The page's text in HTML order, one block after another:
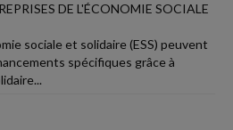
DE L'ÉCONOMIE SOCIALE
sociale et solidaire (ESS) peuvent
spécifiques grâce à